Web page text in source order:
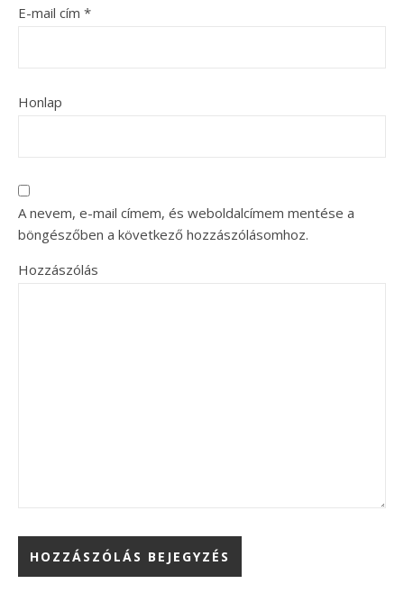
E-mail cím *
Honlap
A nevem, e-mail címem, és weboldalcímem mentése a
böngészőben a következő hozzászólásomhoz.
Hozzászólás